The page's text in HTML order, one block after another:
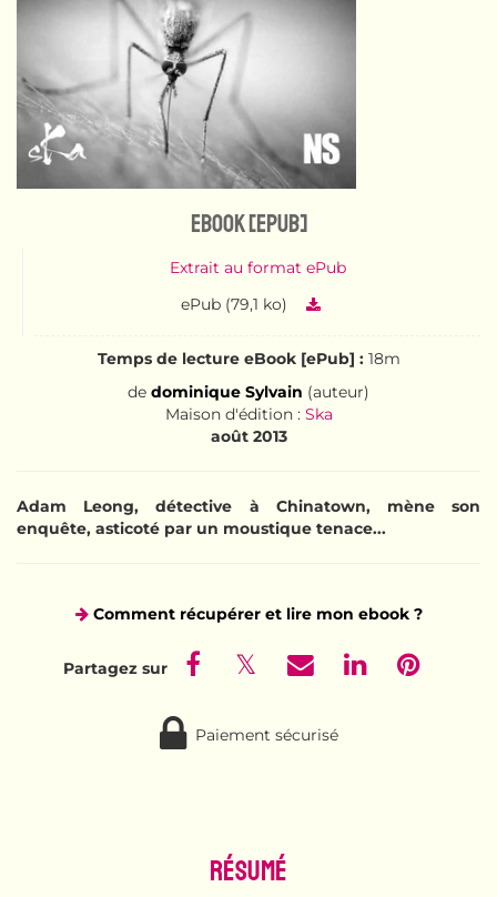
eBook [ePub]
Extrait au format ePub
ePub (79,1 ko)
Temps de lecture eBook [ePub] :18m
de dominique Sylvain (auteur)
Maison d'édition : Ska
août 2013
Adam Leong, détective à Chinatown, mène son
enquête, asticoté par un moustique tenace...
Comment récupérer et lire mon ebook ?
Paiement sécurisé
Résumé